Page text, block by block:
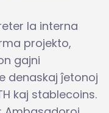
la interna
projekto,
gajni
denaskaj ĵetonoj
kaj stablecoins.